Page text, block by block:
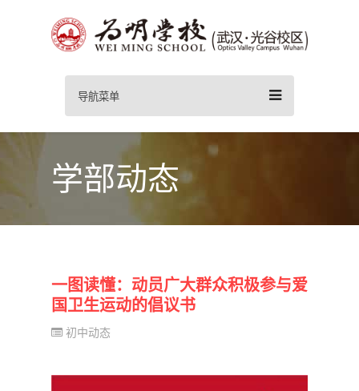
导航菜单
学部动态
一图读懂：动员广大群众积极参与爱
国卫生运动的倡议书
初中动态